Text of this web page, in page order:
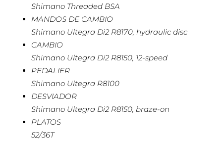
Shimano Threaded BSA
MANDOS DE CAMBIO
Shimano Ultegra Di2 R8170, hydraulic disc
CAMBIO
Shimano Ultegra Di2 R8150, 12-speed
PEDALIER
Shimano Ultegra R8100
DESVIADOR
Shimano Ultegra Di2 R8150, braze-on
PLATOS
52/36T